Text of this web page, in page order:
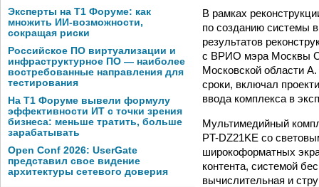
Эксперты на Т1 Форуме: как
множить ИИ-возможности,
сокращая риски
Российское ПО виртуализации и
инфраструктурное ПО — наиболее
востребованные направления для
тестирования
На Т1 Форуме вывели формулу
эффективности ИТ с точки зрения
бизнеса: меньше тратить, больше
зарабатывать
Open Conf 2026: UserGate
представил свое видение
архитектуры сетевого доверия
В рамках
по созданию системы
результатов
с ВРИО мэра Москвы
Московской области
сроки, включал
ввода комплекса в
Мультимедийный
PT-DZ21KE со
широкоформатных
контента, системой
вычислительная и